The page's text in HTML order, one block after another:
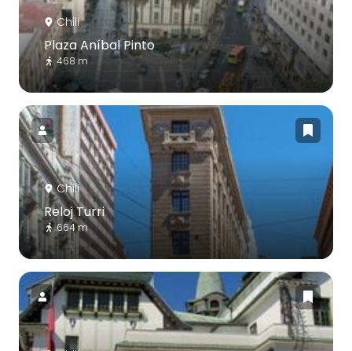
Chili
Plaza Aníbal Pinto
468 m
Chili
Reloj Turri
664 m